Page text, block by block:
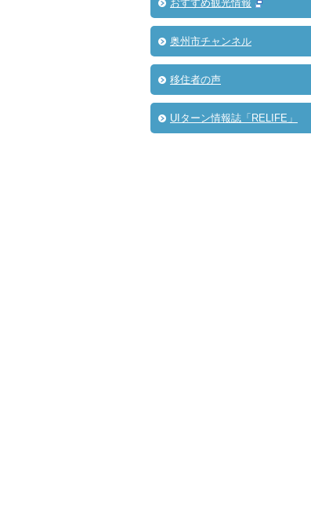
おすすめ観光情報
奥州市チャンネル
移住者の声
UIターン情報誌「RELIFE」